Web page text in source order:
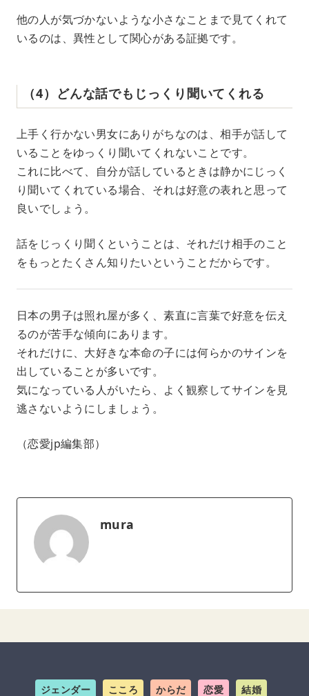
他の人が気づかないような小さなことまで見てくれて
いるのは、異性として関心がある証拠です。
（4）どんな話でもじっくり聞いてくれる
上手く行かない男女にありがちなのは、相手が話して
いることをゆっくり聞いてくれないことです。
これに比べて、自分が話しているときは静かにじっく
り聞いてくれている場合、それは好意の表れと思って
良いでしょう。
話をじっくり聞くということは、それだけ相手のこと
をもっとたくさん知りたいということだからです。
日本の男子は照れ屋が多く、素直に言葉で好意を伝え
るのが苦手な傾向にあります。
それだけに、大好きな本命の子には何らかのサインを
出していることが多いです。
気になっている人がいたら、よく観察してサインを見
逃さないようにしましょう。
（恋愛jp編集部）
mura
ジェンダー こころ からだ 恋愛 結婚